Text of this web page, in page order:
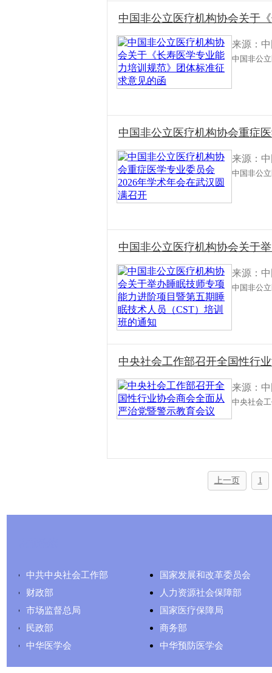
中国非公立医疗机构协会关于
来源：
中国非公
中国非公立医疗机构协会重症
来源：
中国非公
中国非公立医疗机构协会关于
来源：
中国非公
中央社会工作部召开全国性行
来源：
中央社会
上一页 1
中共中央社会工作部
国家发展和改革委员会
财政部
人力资源社会保障部
市场监督总局
国家医疗保障局
民政部
商务部
中华医学会
中华预防医学会